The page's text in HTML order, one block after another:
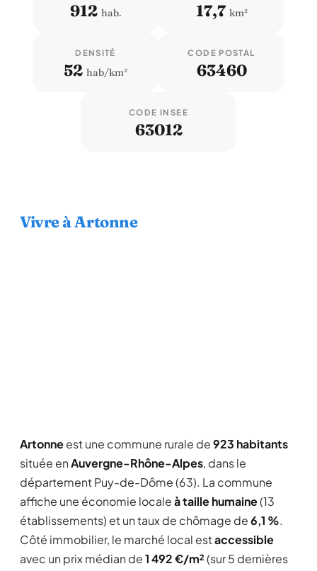
912 hab. 17,7 km²
DENSITÉ
52 hab/km²
CODE POSTAL
63460
CODE INSEE
63012
Vivre à Artonne
Artonneest une commune rurale de923 habitants
située enAuvergne-Rhône-Alpes, dans le
département Puy-de-Dôme (63). La commune
affiche une économie localeà taille humaine(13
établissements) et un taux de chômage de6,1 %.
Côté immobilier, le marché local estaccessible
avec un prix médian de1 492 €/m²(sur 5 dernières